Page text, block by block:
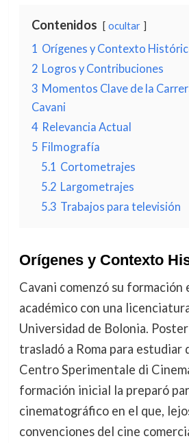
Contenidos ocultar
1 Orígenes y Contexto
2 Logros y Contribuciones
3 Momentos Clave de la
Cavani
4 Relevancia Actual
5 Filmografía
5.1 Cortometrajes
5.2 Largometrajes
5.3 Trabajos para televisión
Orígenes y Contexto
Cavani comenzó su formación
académico con una
Universidad de Bolonia.
trasladó a Roma para estudiar
Centro Sperimentale di
formación inicial la preparó
cinematográfico en el que,
convenciones del cine